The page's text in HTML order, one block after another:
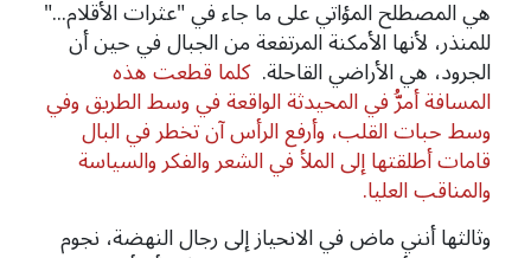
هي المصطلح المؤاتي على ما جاء في "عثرات الأقلام..."
للمنذر، لأنها الأمكنة المرتفعة من الجبال في حين أن
الجرود، هي الأراضي القاحلة.كلما قطعت هذه
المسافة أمرُّ في المحيدثة الواقعة في وسط الطريق وفي
وسط حبات القلب، وأرفع الرأس آن تخطر في البال
قامات أطلقتها إلى الملأ في الشعر والفكر والسياسة
والمناقب العليا.
وثالثها أنني ماض في الانحياز إلى رجال النهضة، نجوم